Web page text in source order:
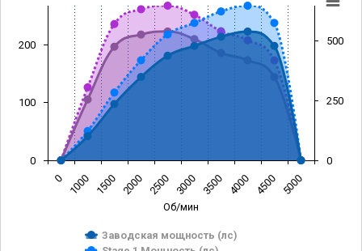
Об/мин
Заводская мощность (лс)
0 1000 1500 2000 2500 3000 3500 4000 4500 5000
0
100
200
0
250
500